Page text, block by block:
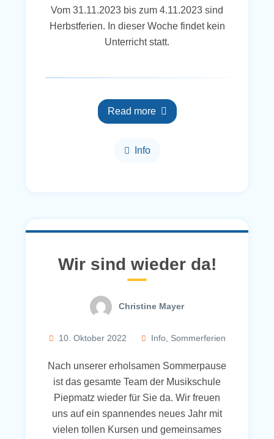
Vom 31.11.2023 bis zum 4.11.2023 sind
Herbstferien. In dieser Woche findet kein
Unterricht statt.
Read more
Info
Wir sind wieder da!
Christine Mayer
10. Oktober 2022 Info, Sommerferien
Nach unserer erholsamen Sommerpause
ist das gesamte Team der Musikschule
Piepmatz wieder für Sie da. Wir freuen
uns auf ein spannendes neues Jahr mit
vielen tollen Kursen und gemeinsames